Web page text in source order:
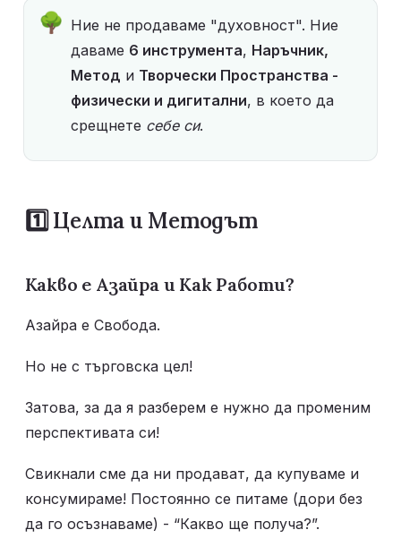
🌳 Ние не продаваме "духовност". Ние
даваме 6 инструмента, Наръчник,
Метод и Творчески Пространства -
физически и дигитални, в което да
срещнете себе си.
1️⃣ Целта и Методът
Какво е Азайра и Как Работи?
Азайра е Свобода.
Но не с търговска цел!
Затова, за да я разберем е нужно да променим
перспективата си!
Свикнали сме да ни продават, да купуваме и
консумираме! Постоянно се питаме (дори без
да го осъзнаваме) - “Какво ще получа?”.